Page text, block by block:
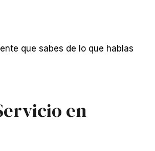
que sabes de lo que hablas
en